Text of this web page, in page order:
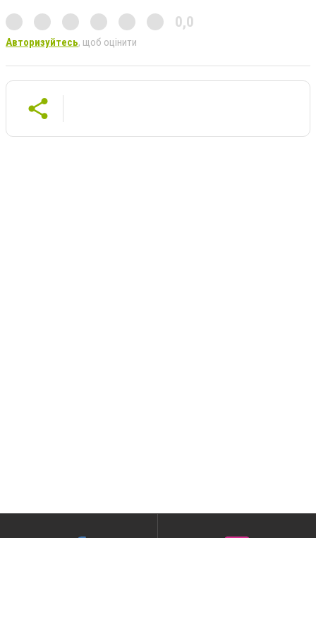
0,0
Авторизуйтесь, щоб оцінити